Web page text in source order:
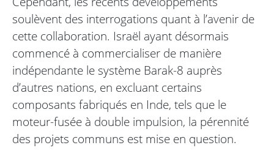
soulèvent des interrogations quant à l’avenir de
cette collaboration. Israël ayant désormais
commencé à commercialiser de manière
indépendante le système Barak-8 auprès
d’autres nations, en excluant certains
composants fabriqués en Inde, tels que le
moteur-fusée à double impulsion, la pérennité
des projets communs est mise en question.